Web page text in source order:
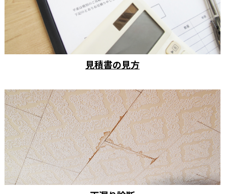
見積書の見方